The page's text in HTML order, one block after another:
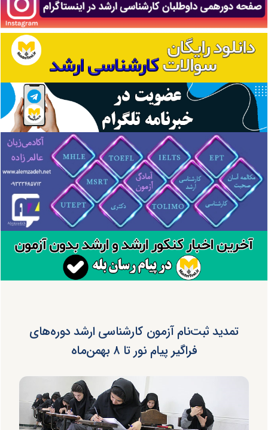
تمدید ثبت‌نام آزمون کارشناسی ارشد دوره‌های
فراگیر پیام نور تا ۸ بهمن‌ماه